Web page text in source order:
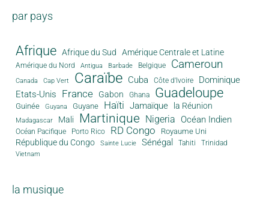
par pays
Afrique Afrique du Sud Amérique Centrale et Latine
Amérique du Nord Antigua Barbade Belgique Cameroun
Canada Cap Vert Caraïbe Cuba Côte d'Ivoire
Dominique
Etats-Unis
France Gabon Ghana Guadeloupe
Guinée Guyana Guyane Haïti Jamaïque la Réunion
Madagascar Mali Martinique Nigeria Océan Indien
Océan Pacifique Porto Rico RD Congo Royaume Uni
République du Congo Sainte Lucie Sénégal Tahiti Trinidad
Vietnam
la musique